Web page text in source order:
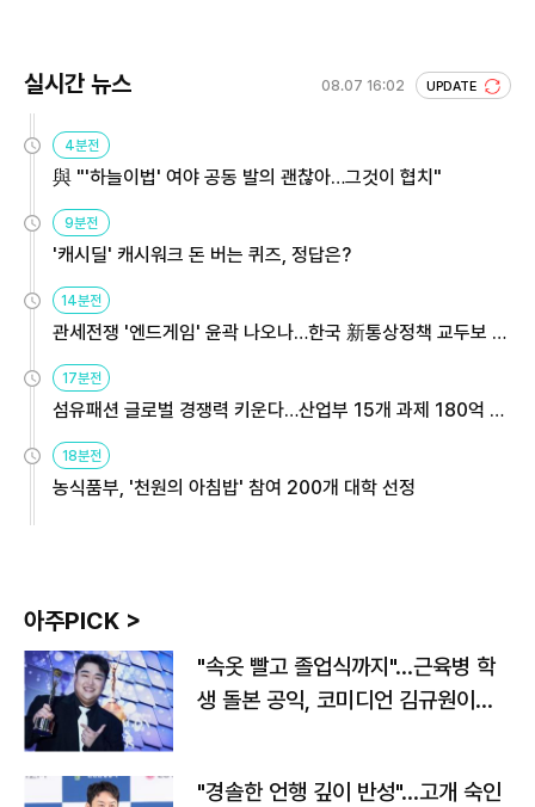
실시간 뉴스 08.07 16:02 UPDATE
4분전
與 "'하늘이법' 여야 공동 발의 괜찮아…그것이 협치"
9분전
'캐시딜' 캐시워크 돈 버는 퀴즈, 정답은?
14분전
관세전쟁 '엔드게임' 윤곽 나오나…한국 新통상정책 교두보 활
용해야
17분전
섬유패션 글로벌 경쟁력 키운다…산업부 15개 과제 180억 지
원
18분전
농식품부, '천원의 아침밥' 참여 200개 대학 선정
아주PICK >
"속옷 빨고 졸업식까지"…근육병 학
생 돌본 공익, 코미디언 김규원이었
"경솔한 언행 깊이 반성"…고개 숙인